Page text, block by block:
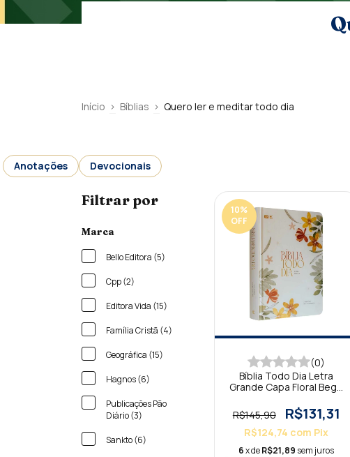
Início > Bíblias > Quero ler e meditar todo dia
Anotações Devocionais
Filtrar por
Marca
Bello Editora (5)
Cpp (2)
Editora Vida (15)
Família Cristã (4)
Geográfica (15)
Hagnos (6)
Publicações Pão
Diário (3)
Sankto (6)
10%
OFF
(0)
Bíblia Todo Dia Letra
Grande Capa Floral Bege
R$145,90
R$131,31
R$124,74 com Pix
6x deR$21,89 sem juros